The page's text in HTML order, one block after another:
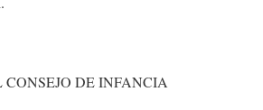
DE INFANCIA